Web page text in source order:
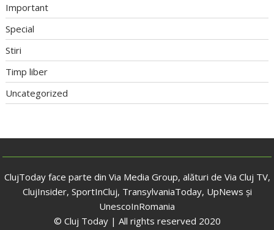
Important
Special
Stiri
Timp liber
Uncategorized
ClujToday face parte din Via Media Group, alături de Via Cluj TV,
ClujInsider, SportInCluj, TransylvaniaToday, UpNews și
UnescoInRomania
© Cluj Today | All rights reserved 2020